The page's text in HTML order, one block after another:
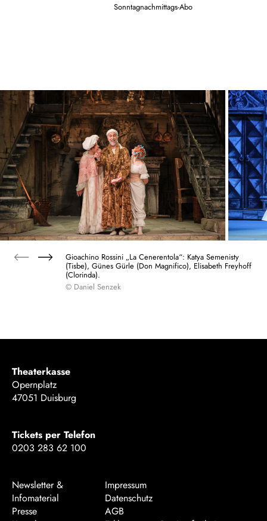
Sonntagnachmittags-Abo
Gioachino Rossini „La Cenerentola“: Katya Semenisty
(Tisbe), Günes Gürle (Don Magnifico), Elisabeth Freyhoff
(Clorinda).
© Daniel Senzek
Theaterkasse
Opernplatz
47051 Duisburg
Tickets per Telefon
0203 283 62 100
Newsletter &
Infomaterial
Presse
Impressum
Datenschutz
AGB